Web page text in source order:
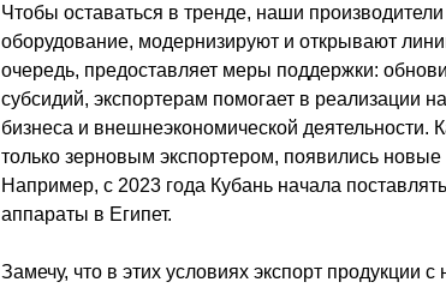
Чтобы оставаться в тренде, наши
оборудование, модернизируют и открывают
очередь, предоставляет меры поддержки:
субсидий, экспортерам помогает в реализации
бизнеса и внешнеэкономической деятельности.
только зерновым экспортером, появились
Например, с 2023 года Кубань начала
аппараты в Египет.
Замечу, что в этих условиях экспорт продукции